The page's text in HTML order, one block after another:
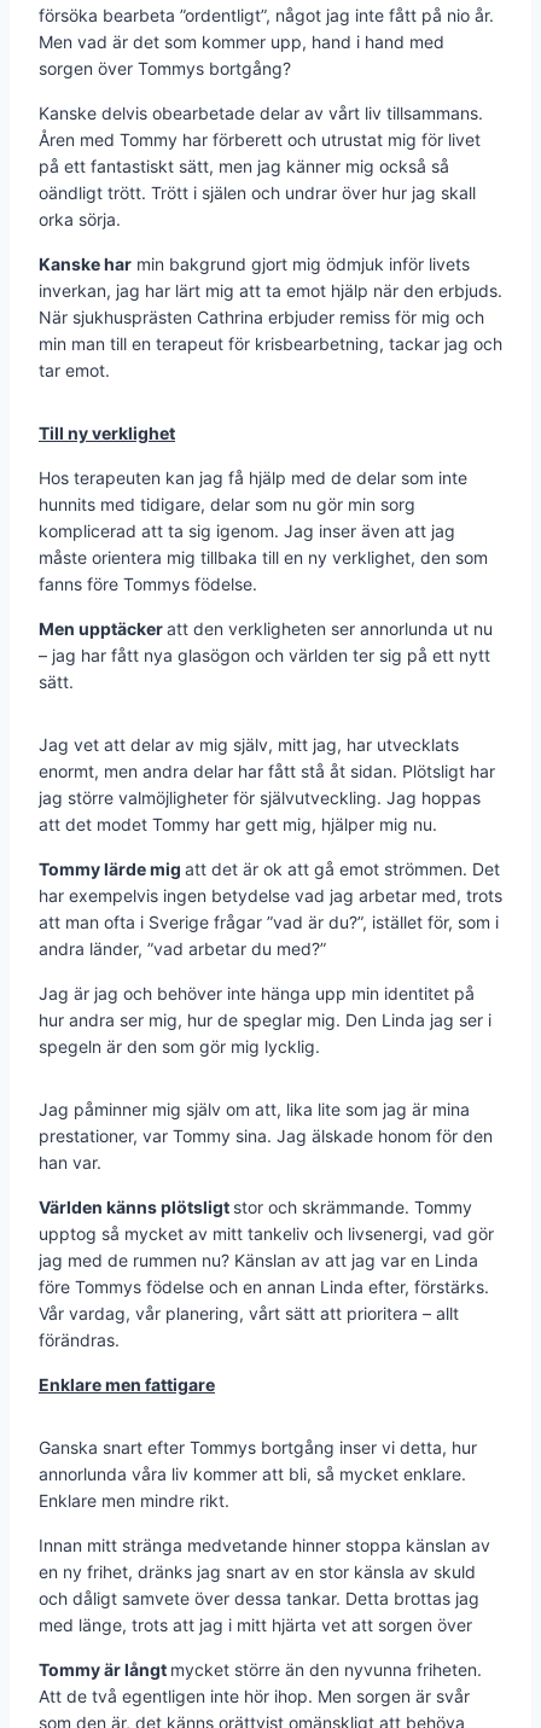
försöka bearbeta ”ordentligt”, något jag inte fått på nio år.
Men vad är det som kommer upp, hand i hand med
sorgen över Tommys bortgång?
Kanske delvis obearbetade delar av vårt liv tillsammans.
Åren med Tommy har förberett och utrustat mig för livet
på ett fantastiskt sätt, men jag känner mig också så
oändligt trött. Trött i själen och undrar över hur jag skall
orka sörja.
Kanske har min bakgrund gjort mig ödmjuk inför livets
inverkan, jag har lärt mig att ta emot hjälp när den erbjuds.
När sjukhusprästen Cathrina erbjuder remiss för mig och
min man till en terapeut för krisbearbetning, tackar jag och
tar emot.
Till ny verklighet
Hos terapeuten kan jag få hjälp med de delar som inte
hunnits med tidigare, delar som nu gör min sorg
komplicerad att ta sig igenom. Jag inser även att jag
måste orientera mig tillbaka till en ny verklighet, den som
fanns före Tommys födelse.
Men upptäckeratt den verkligheten ser annorlunda ut nu
– jag har fått nya glas­ögon och världen ter sig på ett nytt
sätt.
Jag vet att delar av mig själv, mitt jag, har utvecklats
enormt, men andra delar har fått stå åt sidan. Plötsligt har
jag större valmöjligheter för självutveckling. Jag hoppas
att det modet Tommy har gett mig, hjälper mig nu.
Tommy lärde mig att det är ok att gå emot strömmen. Det
har exempelvis ingen betydelse vad jag arbetar med, trots
att man ofta i Sverige frågar ”vad är du?”, ­istället för, som i
andra länder, ”vad arbetar du med?”
Jag är jag och behöver inte hänga upp min identitet på
hur andra ser mig, hur de speglar mig. Den Linda jag ser i
spegeln är den som gör mig lycklig.
Jag påminner mig själv om att, lika lite som jag är mina
prestationer, var Tommy sina. Jag älskade honom för den
han var.
Världen känns plötsligt stor och skrämmande. Tommy
upptog så mycket av mitt tankeliv och livsenergi, vad gör
jag med de rummen nu? Känslan av att jag var en Linda
före Tommys födelse och en annan Linda efter, förstärks.
Vår vardag, vår planering, vårt sätt att ­prio­ritera – allt
förändras.
Enklare men fattigare
Ganska snart efter Tommys bortgång inser vi detta, hur
annorlunda våra liv kom­mer att bli, så mycket enklare.
Enkla­re men mindre rikt.
Innan mitt stränga medvetande hinner stoppa känslan av
en ny frihet, dränks jag snart av en stor känsla av skuld
och dåligt samvete över dessa tankar. Detta brottas jag
med länge, trots att jag i mitt hjärta vet att sorgen över
Tommy är långt mycket större än den nyvunna friheten.
Att de två egentligen inte hör ihop. Men sorgen är svår
som den är, det känns orättvist omänskligt att behöva